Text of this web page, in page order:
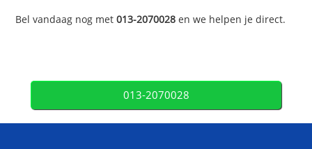
Bel vandaag nog met013-2070028 en we helpen je direct.
013-2070028